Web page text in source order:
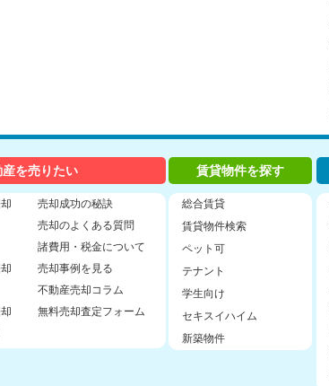
産を売りたい
売却成功の秘訣
売却のよくある質問
諸費用・税金について
売却事例を見る
不動産売却コラム
無料売却査定フォーム
賃貸物件を探す
総合賃貸
賃貸物件検索
ペット可
テナント
学生向け
セキスイハイム
新築物件